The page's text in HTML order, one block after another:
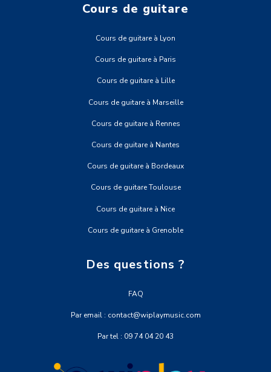
Cours de guitare
Cours de guitare à Lyon
Cours de guitare à Paris
Cours de guitare à Lille
Cours de guitare à Marseille
Cours de guitare à Rennes
Cours de guitare à Nantes
Cours de guitare à Bordeaux
Cours de guitare Toulouse
Cours de guitare à Nice
Cours de guitare à Grenoble
Des questions ?
FAQ
Par email : contact@wiplaymusic.com
Par tel : 09 74 04 20 43